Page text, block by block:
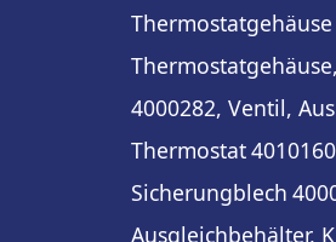
Thermostatgehäuse
4000282, Ventil,
Thermostat
Sicherungblech
Ausgleichbehälter,